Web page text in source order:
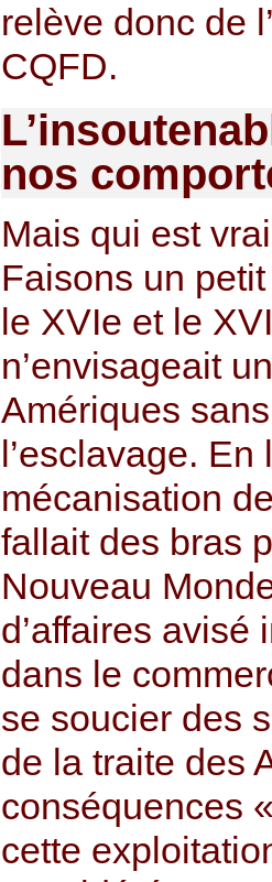
relève donc de
CQFD.
nos
Mais qui est
Faisons un
le XVIe et le
n’envisageait
Amériques
l’esclavage. En
mécanisation
fallait des bras
Nouveau
d’affaires avisé
dans le
se soucier des
de la traite des
conséquences
cette